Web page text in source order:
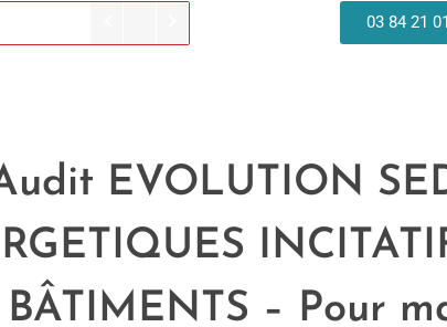
03 84 21
EVOLUTION
BÂTIMENTS – Pour